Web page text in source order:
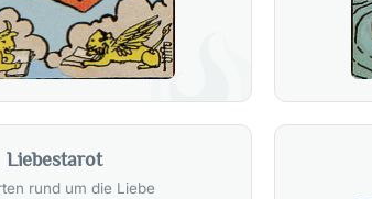
Liebestarot
rund um die Liebe